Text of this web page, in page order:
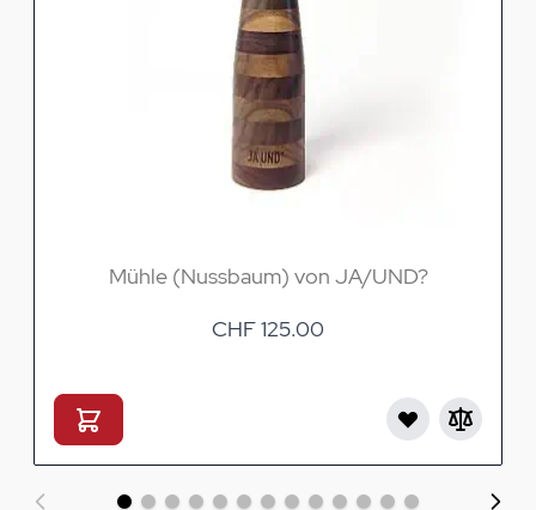
Mühle (Nussbaum) von JA/UND?
CHF 125.00